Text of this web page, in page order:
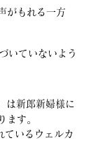
がもれる一方
いていないよう
は新郎新婦様に
ます。
ているウェルカ